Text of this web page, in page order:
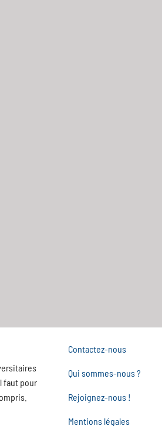
faut pour
Contactez-nous
Qui sommes-nous ?
Rejoignez-nous !
Mentions légales